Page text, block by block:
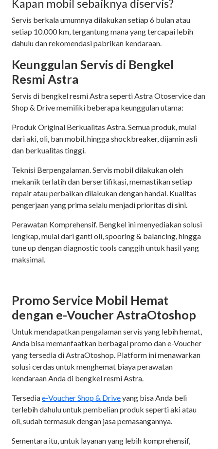
Kapan mobil sebaiknya diservis?
Servis berkala umumnya dilakukan setiap 6 bulan atau
setiap 10.000 km, tergantung mana yang tercapai lebih
dahulu dan rekomendasi pabrikan kendaraan.
Keunggulan Servis di Bengkel
Resmi Astra
Servis di bengkel resmi Astra seperti Astra Otoservice dan
Shop & Drive memiliki beberapa keunggulan utama:
Produk Original Berkualitas Astra. Semua produk, mulai
dari aki, oli, ban mobil, hingga shockbreaker, dijamin asli
dan berkualitas tinggi.
Teknisi Berpengalaman. Servis mobil dilakukan oleh
mekanik terlatih dan bersertifikasi, memastikan setiap
repair atau perbaikan dilakukan dengan handal. Kualitas
pengerjaan yang prima selalu menjadi prioritas di sini.
Perawatan Komprehensif. Bengkel ini menyediakan solusi
lengkap, mulai dari ganti oli, spooring & balancing, hingga
tune up dengan diagnostic tools canggih untuk hasil yang
maksimal.
Promo Service Mobil Hemat
dengan e-Voucher AstraOtoshop
Untuk mendapatkan pengalaman servis yang lebih hemat,
Anda bisa memanfaatkan berbagai promo dan e-Voucher
yang tersedia di AstraOtoshop. Platform ini menawarkan
solusi cerdas untuk menghemat biaya perawatan
kendaraan Anda di bengkel resmi Astra.
Tersediae-Voucher Shop & Driveyang bisa Anda beli
terlebih dahulu untuk pembelian produk seperti aki atau
oli, sudah termasuk dengan jasa pemasangannya.
Sementara itu, untuk layanan yang lebih komprehensif,